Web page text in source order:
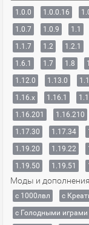
1.0.0
1.0.0.16
1.0.7
1.0.9 1.1
1.1.7
1.2 1.2.1
1.6.1
1.7 1.8
1.12.0
1.13.0
1.16.x
1.16.1
1.16.201
1.16.210
1.17.30
1.17.34
1.19.20
1.19.22
1.19.50
1.19.51
Моды и
с 1000лвл c
с Голодными играми